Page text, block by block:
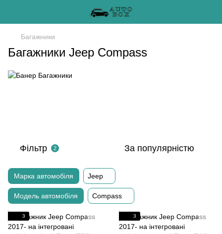
Багажники
Багажники Jeep Compass
Фільтр 2 За популярністю
Марка автомобіля Jeep
Модель автомобіля Compass
3 3